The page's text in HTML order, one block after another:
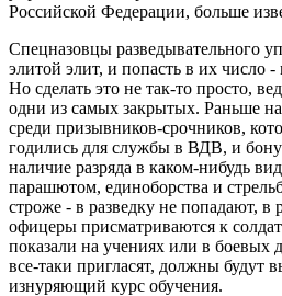
Российской Федерации, больше
Спецназовцы разведывательного
элитой элит, и попасть в их число
Но сделать это не так-то просто,
одни из самых закрытых. Раньше
среди призывников-срочников,
годились для службы в ВДВ, и
наличие разряда в каком-нибудь
парашютом, единоборства и
строже - в разведку не попадают, в
офицеры присматриваются к
показали на учениях или в боевых
все-таки пригласят, должны будут
изнуряющий курс обучения.